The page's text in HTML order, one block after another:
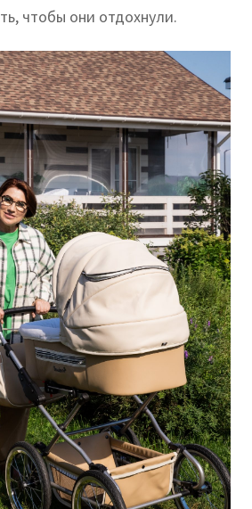
чтобы они отдохнули.